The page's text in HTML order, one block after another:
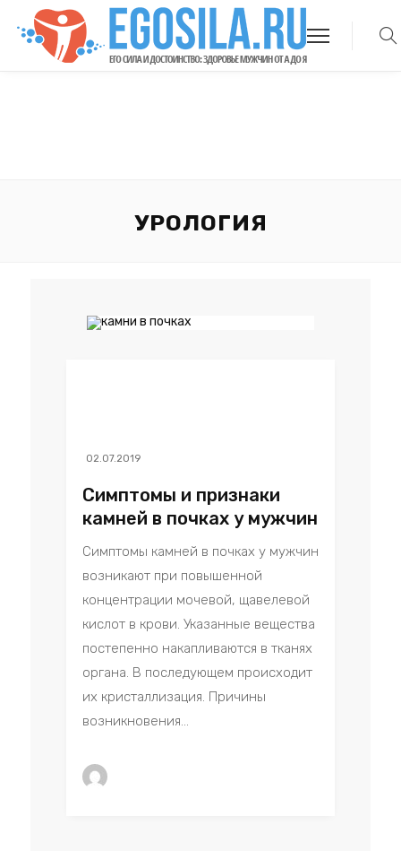
УРОЛОГИЯ
02.07.2019
Симптомы и признаки
камней в почках у мужчин
Симптомы камней в почках у мужчин
возникают при повышенной
концентрации мочевой, щавелевой
кислот в крови. Указанные вещества
постепенно накапливаются в тканях
органа. В последующем происходит
их кристаллизация. Причины
возникновения...